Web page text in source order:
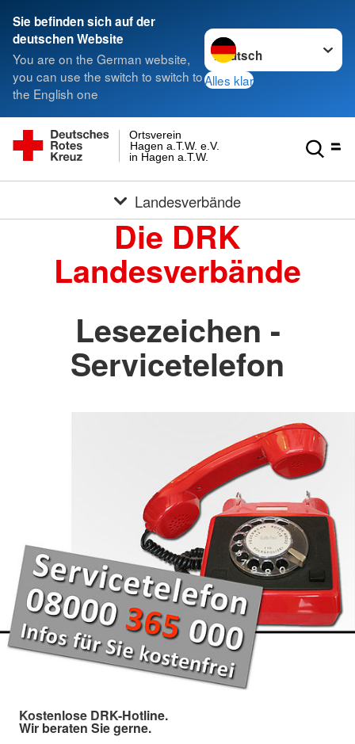
Sie befinden sich auf der
deutschen Website
You are on the German website,
you can use the switch to switch to
the English one
Sprache wechseln zu
Alles klar
in Hagen a.T.W.
Hagen a.T.W. e.V.
Ortsverein
Landesverbände
Die DRK
Landesverbände
Lesezeichen -
Servicetelefon
Kostenlose DRK-Hotline.
Wir beraten Sie gerne.